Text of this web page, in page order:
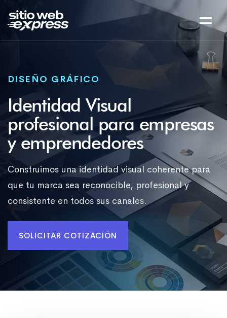
DISEÑO GRÁFICO
Identidad Visual
profesional para empresas
y emprendedores
Construimos una identidad visual coherente para
que tu marca sea reconocible, profesional y
consistente en todos sus canales.
SOLICITAR COTIZACIÓN